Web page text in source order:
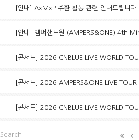
[안내] AxMxP 주환 활동 관련 안내드립니다
[안내] 앰퍼샌드원 (AMPERS&ONE) 4th
[콘서트] 2026 CNBLUE LIVE WORLD
[콘서트] 2026 AMPERS&ONE LIVE
[콘서트] 2026 CNBLUE LIVE WORLD
Search